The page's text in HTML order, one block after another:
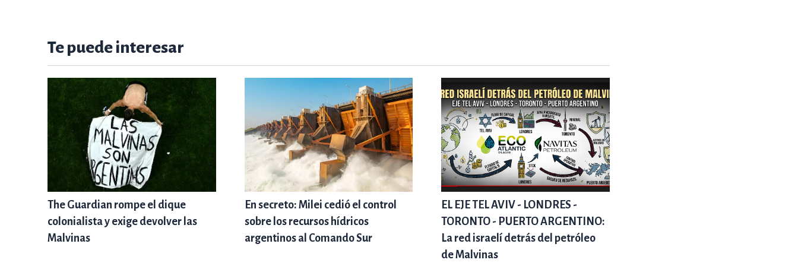
Te puede interesar
The Guardian rompe el dique
colonialista y exige devolver las
Malvinas
En secreto: Milei cedió el control
sobre los recursos hídricos
argentinos al Comando Sur
EL EJE TEL AVIV - LONDRES -
TORONTO - PUERTO ARGENTINO:
La red israelí detrás del petróleo
de Malvinas